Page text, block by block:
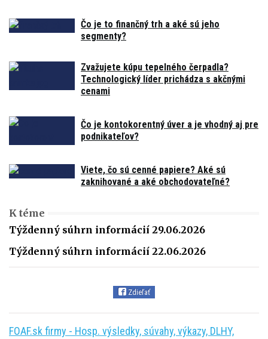
Čo je to finančný trh a aké sú jeho
segmenty?
Zvažujete kúpu tepelného čerpadla?
Technologický líder prichádza s akčnými
cenami
Čo je kontokorentný úver a je vhodný aj pre
podnikateľov?
Viete, čo sú cenné papiere? Aké sú
zaknihované a aké obchodovateľné?
K téme
Týždenný súhrn informácií 29.06.2026
Týždenný súhrn informácií 22.06.2026
Zdieľať
FOAF.sk firmy - Hosp. výsledky, súvahy, výkazy, DLHY,